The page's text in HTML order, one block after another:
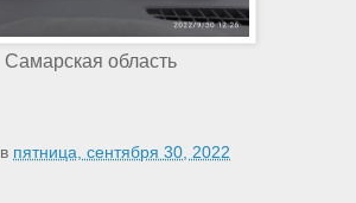
Самарская область
в пятница, сентября 30, 2022